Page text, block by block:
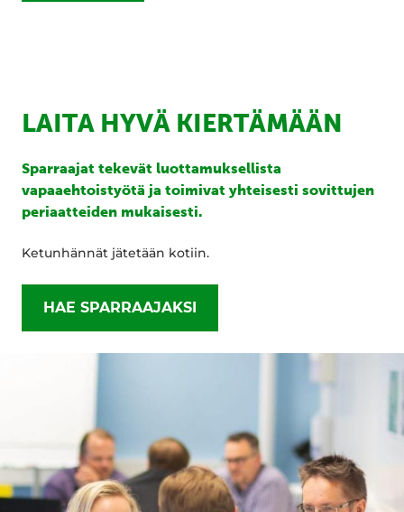
LAITA HYVÄ KIERTÄMÄÄN
Sparraajat tekevät luottamuksellista
vapaaehtoistyötä ja toimivat yhteisesti sovittujen
periaatteiden mukaisesti.
Ketunhännät jätetään kotiin.
HAE SPARRAAJAKSI